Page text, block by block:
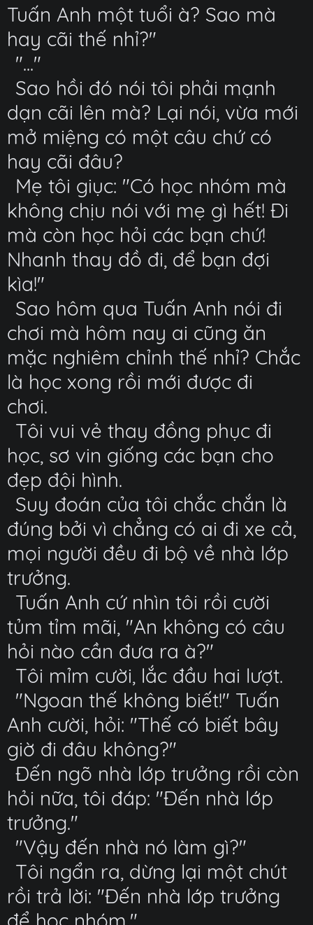
Tuấn Anh một tuổi à? Sao mà
hay cãi thế nhỉ?"
"..."
Sao hồi đó nói tôi phải mạnh
dạn cãi lên mà? Lại nói, vừa mới
mở miệng có một câu chứ có
hay cãi đâu?
Mẹ tôi giục: "Có học nhóm mà
không chịu nói với mẹ gì hết! Đi
mà còn học hỏi các bạn chứ!
Nhanh thay đồ đi, để bạn đợi
kìa!"
Sao hôm qua Tuấn Anh nói đi
chơi mà hôm nay ai cũng ăn
mặc nghiêm chỉnh thế nhỉ? Chắc
là học xong rồi mới được đi
chơi.
Tôi vui vẻ thay đồng phục đi
học, sơ vin giống các bạn cho
đẹp đội hình.
Suy đoán của tôi chắc chắn là
đúng bởi vì chẳng có ai đi xe cả,
mọi người đều đi bộ về nhà lớp
trưởng.
Tuấn Anh cứ nhìn tôi rồi cười
tủm tỉm mãi, "An không có câu
hỏi nào cần đưa ra à?"
Tôi mỉm cười, lắc đầu hai lượt.
"Ngoan thế không biết!" Tuấn
Anh cười, hỏi: "Thế có biết bây
giờ đi đâu không?"
Đến ngõ nhà lớp trưởng rồi còn
hỏi nữa, tôi đáp: "Đến nhà lớp
trưởng."
"Vậy đến nhà nó làm gì?"
Tôi ngẩn ra, dừng lại một chút
rồi trả lời: "Đến nhà lớp trưởng